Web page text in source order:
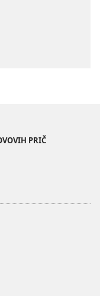
izboljšaizboljša
PRIČ